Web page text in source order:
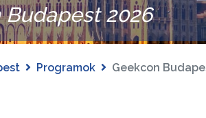
Budapest 2026
Programok Geekcon